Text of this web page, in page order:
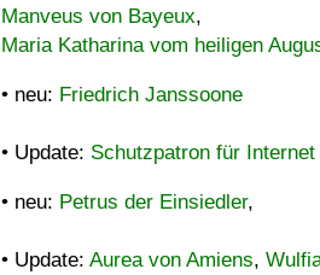
Manveus von Bayeux,
Maria Katharina vom heiligen
• neu: Friedrich Janssoone
• Update: Schutzpatron für Internet
• neu: Petrus der Einsiedler,
• Update: Aurea von Amiens,